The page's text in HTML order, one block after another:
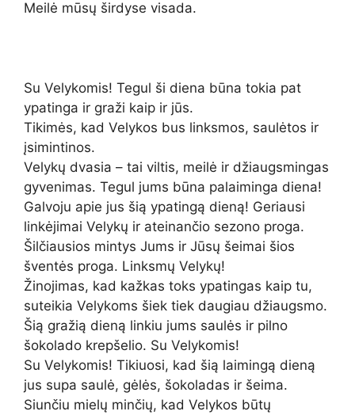
Meilė mūsų širdyse visada.
Su Velykomis! Tegul ši diena būna tokia pat
ypatinga ir graži kaip ir jūs.
Tikimės, kad Velykos bus linksmos, saulėtos ir
įsimintinos.
Velykų dvasia – tai viltis, meilė ir džiaugsmingas
gyvenimas. Tegul jums būna palaiminga diena!
Galvoju apie jus šią ypatingą dieną! Geriausi
linkėjimai Velykų ir ateinančio sezono proga.
Šilčiausios mintys Jums ir Jūsų šeimai šios
šventės proga. Linksmų Velykų!
Žinojimas, kad kažkas toks ypatingas kaip tu,
suteikia Velykoms šiek tiek daugiau džiaugsmo.
Šią gražią dieną linkiu jums saulės ir pilno
šokolado krepšelio. Su Velykomis!
Su Velykomis! Tikiuosi, kad šią laimingą dieną
jus supa saulė, gėlės, šokoladas ir šeima.
Siunčiu mielų minčių, kad Velykos būtų